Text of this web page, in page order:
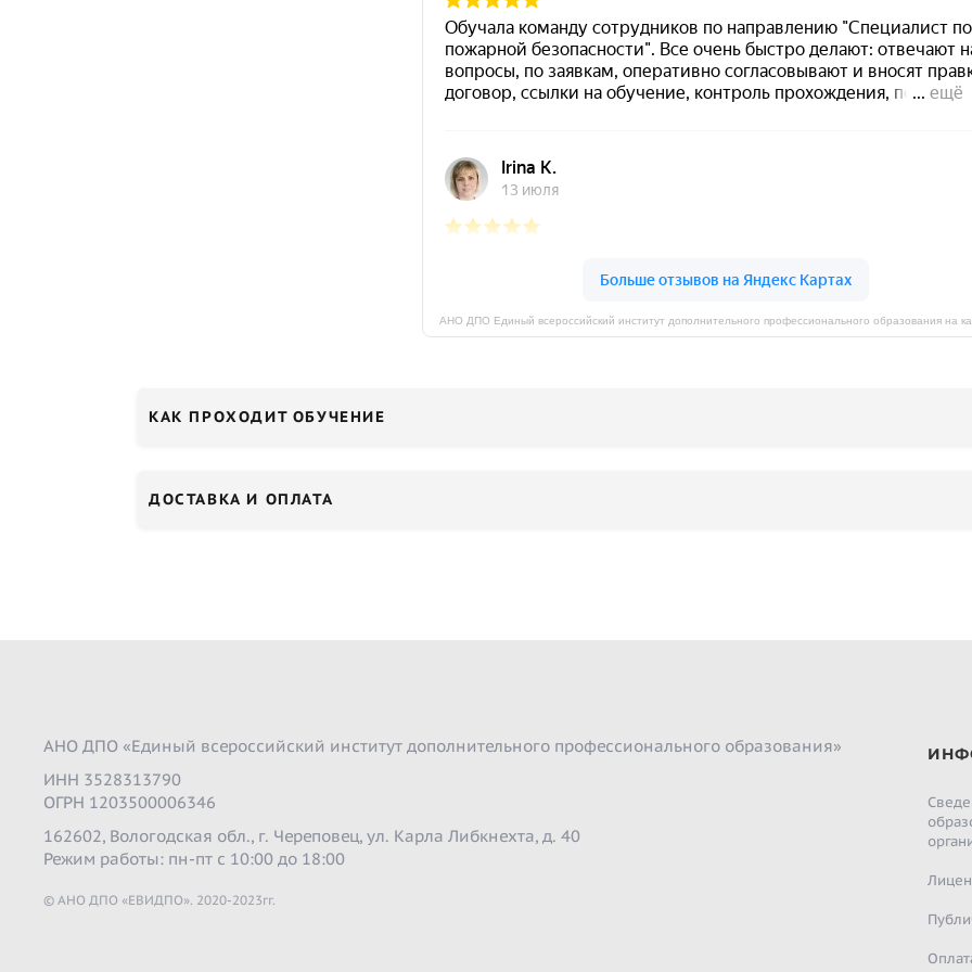
КАК ПРОХОДИТ ОБУЧЕНИЕ
ДОСТАВКА И ОПЛАТА
АНО ДПО «Единый всероссийский институт дополнительного профессионального образования»
ИНН 3528313790
ОГРН 1203500006346
162602, Вологодская обл., г. Череповец, ул. Карла Либкнехта, д. 40
Режим работы: пн-пт с 10:00 до 18:00
© АНО ДПО «ЕВИДПО». 2020-2023гг.